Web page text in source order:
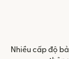
Nhiều cấp độ